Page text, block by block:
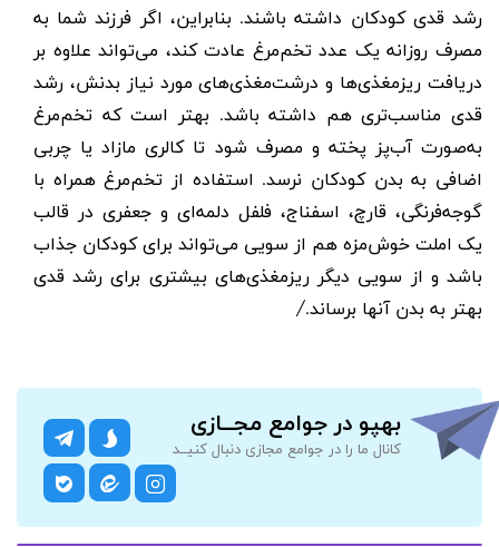
رشد قدی کودکان داشته باشند. بنابراین، اگر فرزند شما به
مصرف روزانه یک عدد تخم‌مرغ عادت کند، می‌تواند علاوه بر
دریافت ریزمغذی‌ها و درشت‌مغذی‌های مورد نیاز بدنش، رشد
قدی مناسب‌تری هم داشته باشد. بهتر است که تخم‌مرغ
به‌صورت آب‌پز پخته و مصرف شود تا کالری مازاد یا چربی
اضافی به بدن کودکان نرسد. استفاده از تخم‌مرغ همراه با
گوجه‌فرنگی، قارچ، اسفناج، فلفل دلمه‌ای و جعفری در قالب
یک املت خوش‌مزه هم از سویی می‌تواند برای کودکان جذاب
باشد و از سویی دیگر ریزمغذی‌های بیشتری برای رشد قدی
بهتر به بدن آنها برساند./
بهپو در جوامع مجــازی
کانال ما را در جوامع مجازی دنبال کنیــد